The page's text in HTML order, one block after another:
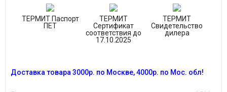
ТЕРМИТ Паспорт
ПЕТ
ТЕРМИТ
Сертификат
соответствия до
17.10.2025
ТЕРМИТ
Свидетельство
дилера
Доставка товара 3000р. по Москве, 4000р. по Мос. обл!